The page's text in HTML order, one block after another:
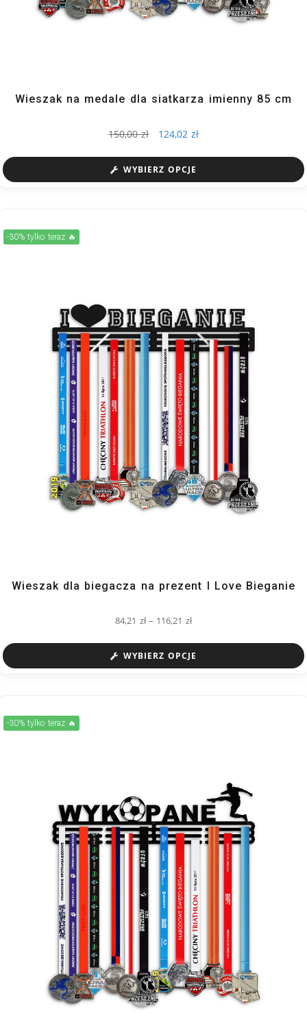
Wieszak na medale dla siatkarza imienny 85 cm
150,00zł 124,02zł
WYBIERZ OPCJE
-30% tylko teraz 🔥
Wieszak dla biegacza na prezent I Love Bieganie
84,21 zł – 116,21 zł
WYBIERZ OPCJE
-30% tylko teraz 🔥